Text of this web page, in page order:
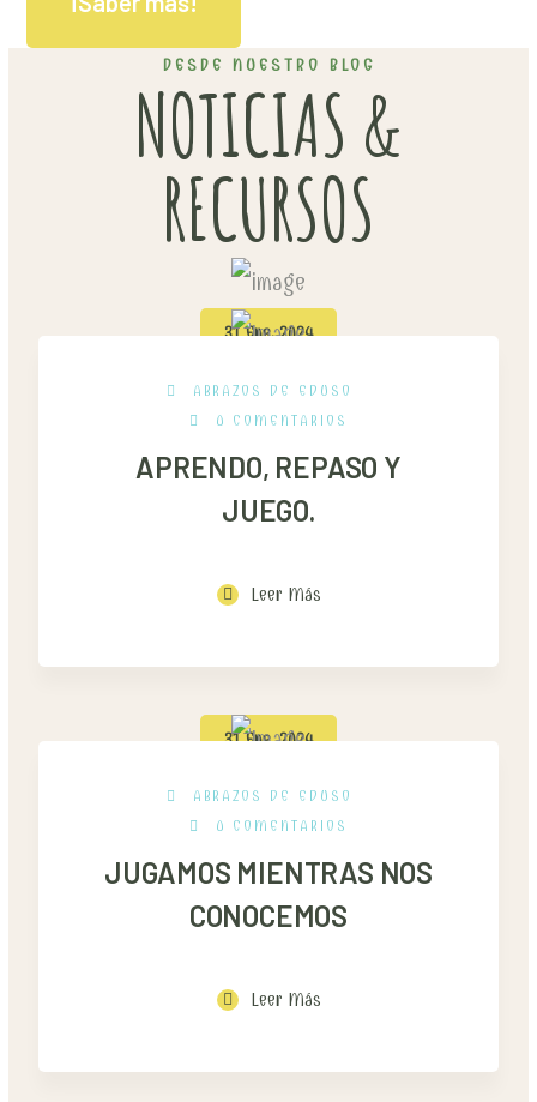
DESDE NUESTRO BLOG
NOTICIAS &
RECURSOS
31 Ene, 2024
ABRAZOS DE EDUSO
0 COMENTARIOS
APRENDO, REPASO Y
JUEGO.
Leer Más
31 Ene, 2024
ABRAZOS DE EDUSO
0 COMENTARIOS
JUGAMOS MIENTRAS NOS
CONOCEMOS
Leer Más